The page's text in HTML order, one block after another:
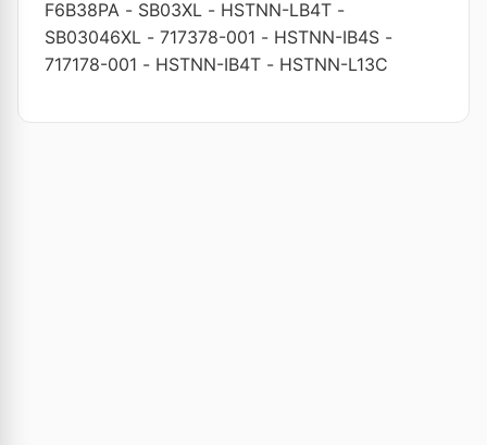
F6B38PA - SB03XL - HSTNN-LB4T -
SB03046XL - 717378-001 - HSTNN-IB4S -
717178-001 - HSTNN-IB4T - HSTNN-L13C